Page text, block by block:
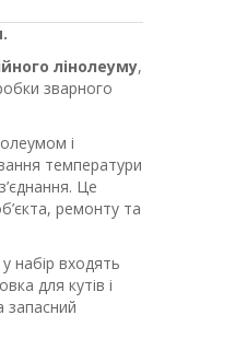
лінолеуму,
зварного
і
температури
Це
ремонту та
набір входять
для кутів і
запасний